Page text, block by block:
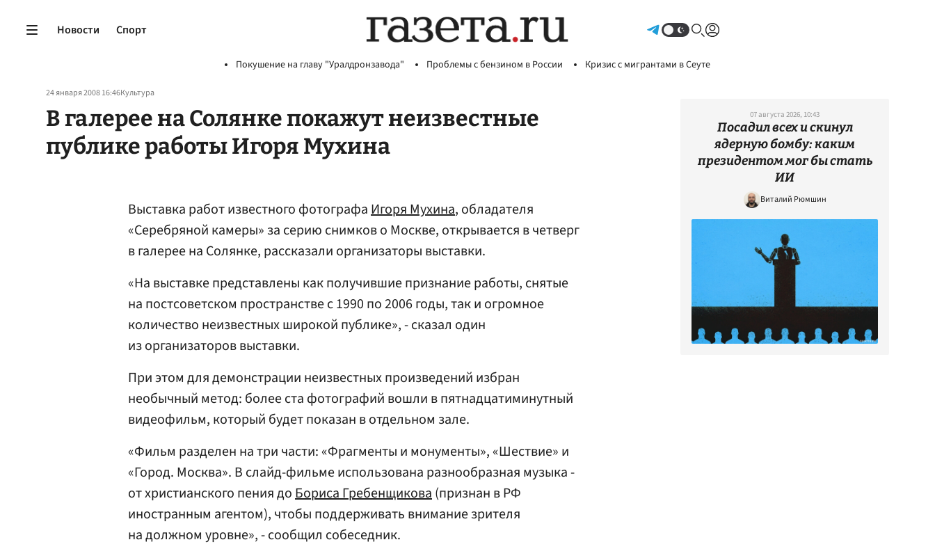
Новости Спорт
Покушение на главу "Уралдронзавода" Проблемы с бензином в России Кризис с мигрантами в Сеуте
24 января 2008 16:46Культура
В галерее на Солянке покажут неизвестные
публике работы Игоря Мухина
Выставка работ известного фотографаИгоря Мухина, обладателя
«Серебряной камеры» за серию снимков о Москве, открывается в четверг
в галерее на Солянке, рассказали организаторы выставки.
«На выставке представлены как получившие признание работы, снятые
на постсоветском пространстве с 1990 по 2006 годы, так и огромное
количество неизвестных широкой публике», - сказал один
из организаторов выставки.
При этом для демонстрации неизвестных произведений избран
необычный метод: более ста фотографий вошли в пятнадцатиминутный
видеофильм, который будет показан в отдельном зале.
«Фильм разделен на три части: «Фрагменты и монументы», «Шествие» и
«Город. Москва». В слайд-фильме использована разнообразная музыка -
от христианского пения доБориса Гребенщикова(признан в РФ
иностранным агентом), чтобы поддерживать внимание зрителя
на должном уровне», - сообщил собеседник.
07 августа 2026, 10:43
Посадил всех и скинул
ядерную бомбу: каким
президентом мог бы стать
ИИ
Виталий Рюмшин